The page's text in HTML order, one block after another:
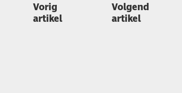
Vorig
artikel
Volgend
artikel